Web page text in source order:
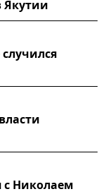
Якутии
с Николаем